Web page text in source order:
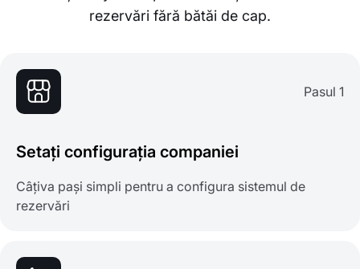
rezervări fără bătăi de cap.
Pasul 1
Setați configurația companiei
Câțiva pași simpli pentru a configura sistemul de
rezervări